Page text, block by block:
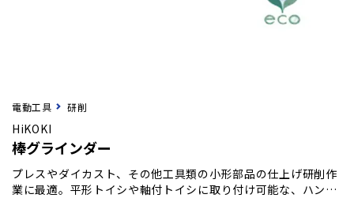
電動工具 研削
HiKOKI
棒グラインダー
プレスやダイカスト、その他工具類の小形部品の仕上げ研削作
業に最適。平形トイシや軸付トイシに取り付け可能な、ハンド